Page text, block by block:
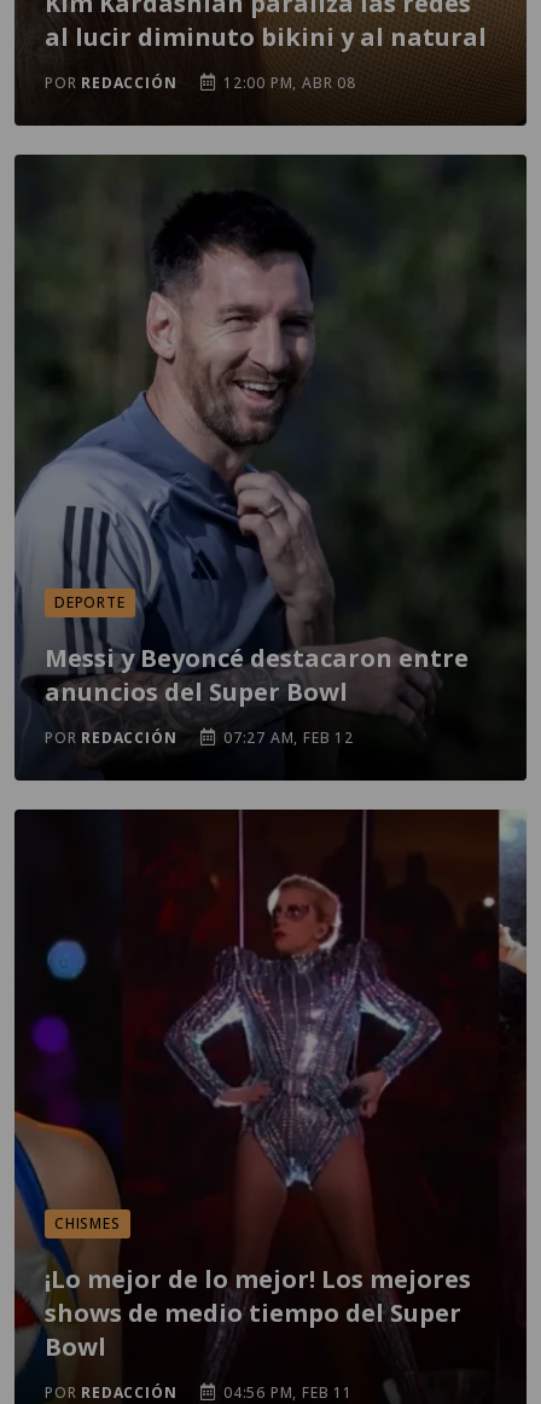
al lucir diminuto bikini y al natural
POR REDACCIÓN 12:00 PM, ABR 08
DEPORTE
Messi y Beyoncé destacaron entre
anuncios del Super Bowl
POR REDACCIÓN 07:27 AM, FEB 12
CHISMES
¡Lo mejor de lo mejor! Los mejores
shows de medio tiempo del Super
Bowl
POR REDACCIÓN 04:56 PM, FEB 11